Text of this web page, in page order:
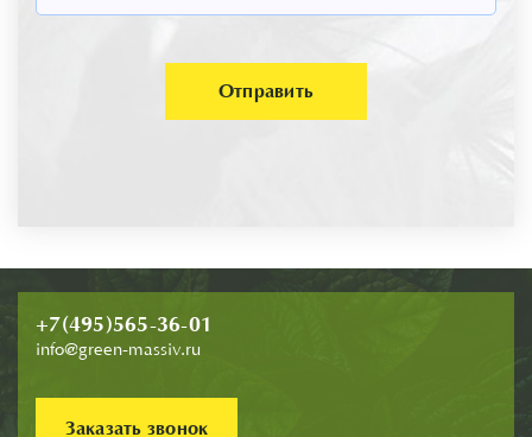
Отправить
+7(495)565-36-01
info@green-massiv.ru
Заказать звонок